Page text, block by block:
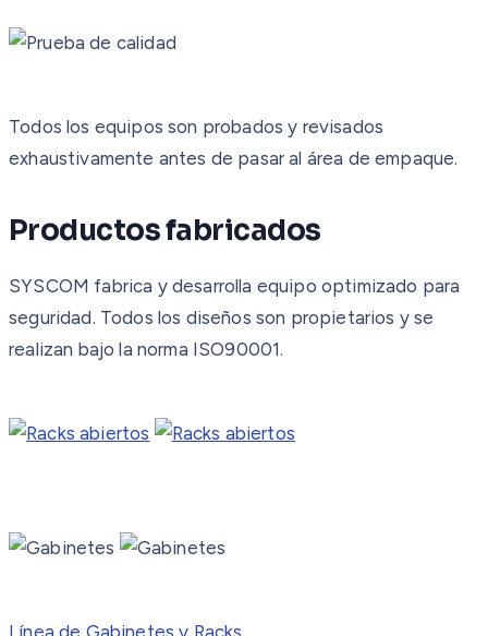
Todos los equipos son probados y revisados
exhaustivamente antes de pasar al área de empaque.
Productos fabricados
SYSCOM fabrica y desarrolla equipo optimizado para
seguridad. Todos los diseños son propietarios y se
realizan bajo la norma ISO90001.
Línea de Gabinetes y Racks